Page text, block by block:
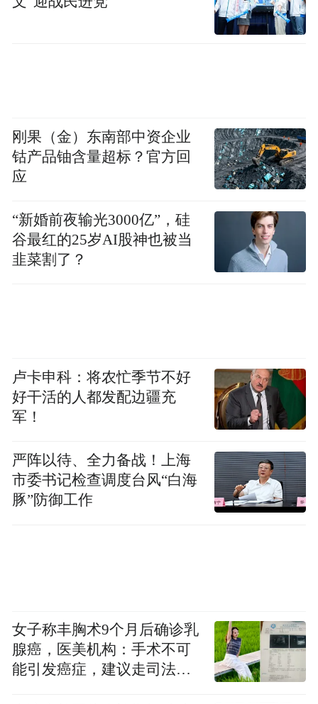
奉化庙后周村的“网红塘”如今令人流连忘
返。但在改造之前，它是一个曾吞噬生命的
重大安全隐患水塘。
村党支部书记周小川，这位曾因跳河救人而
脚踝骨裂的勇士，将他见义勇为的本能，化
只要是英雄，甬城人民就不会忘记他们。宁
波也在凝聚更广泛的社会力量，让见义勇为
刚果（金）东南部中资企业
钴产品铀含量超标？官方回
应
“新婚前夜输光3000亿”，硅
谷最红的25岁AI股神也被当
韭菜割了？
卢卡申科：将农忙季节不好
好干活的人都发配边疆充
军！
严阵以待、全力备战！上海
市委书记检查调度台风“白海
豚”防御工作
女子称丰胸术9个月后确诊乳
腺癌，医美机构：手术不可
能引发癌症，建议走司法途